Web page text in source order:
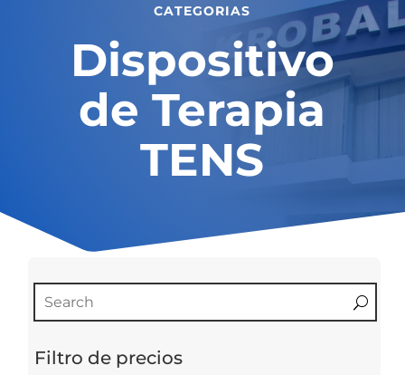
CATEGORIAS
Dispositivo
de Terapia
TENS
Filtro de precios